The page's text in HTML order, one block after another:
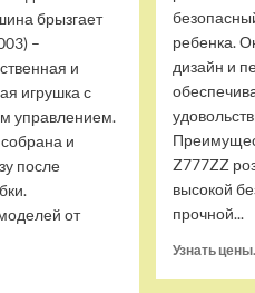
брызгает
–
и
игрушка с
управлением.
и
после
от
ребенка.
дизайн и
Z777ZZ
высокой
прочной...
Узнать